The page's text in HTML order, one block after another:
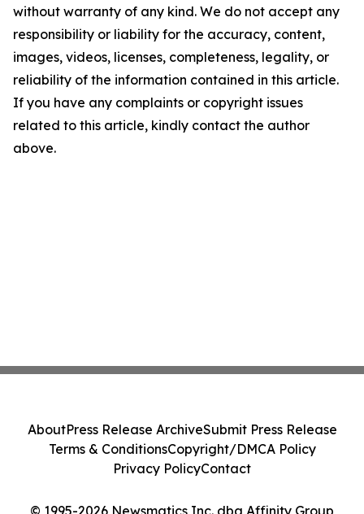
without warranty of any kind. We do not accept any
responsibility or liability for the accuracy, content,
images, videos, licenses, completeness, legality, or
reliability of the information contained in this article.
If you have any complaints or copyright issues
related to this article, kindly contact the author
above.
© 1995-2026 Newsmatics Inc. dba Affinity Group
AboutPress Release ArchiveSubmit Press Release
Terms & ConditionsCopyright/DMCA Policy
Privacy PolicyContact